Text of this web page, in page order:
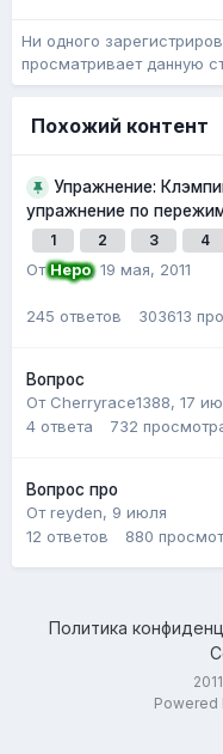
Ни одного
просматривает данную
Похожий контент
Упражнение:
упражнение по
1 2 3 4
ОтНеро,19 мая, 2011
245 ответов 303613
Вопрос
От Cherryrace1388, 17
4 ответа 732
Вопрос про
От reyden, 9 июля
12 ответов 880
Политика
Powered